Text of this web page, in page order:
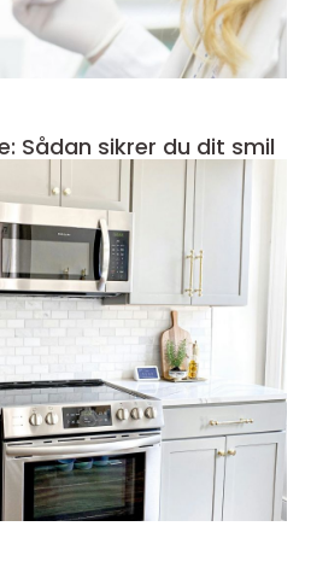
Sådan sikrer du dit smil